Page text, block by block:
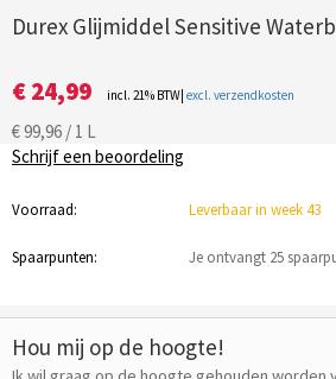
Durex Glijmiddel Sensitive
€ 24,99 incl. 21% BTW| excl. verzendkosten
€ 99,96 / 1 L
Schrijf een beoordeling
Voorraad: Leverbaar in week 43
Spaarpunten: Je ontvangt 25
Hou mij op de hoogte!